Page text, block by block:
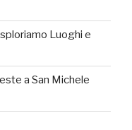
Luoghi e
a San Michele